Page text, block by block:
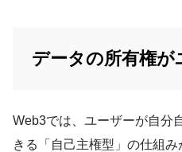
データの所有権が
Web3では、ユーザーが自分
きる「自己主権型」の仕組み